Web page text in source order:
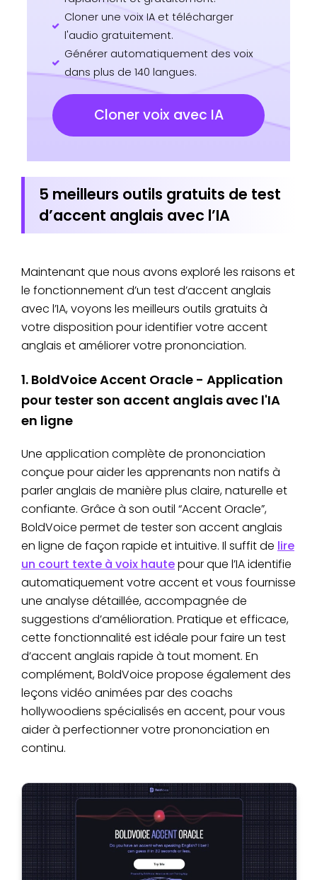
Cloner une voix IA et télécharger
l'audio gratuitement.
Générer automatiquement des voix
dans plus de 140 langues.
Cloner voix avec IA
5 meilleurs outils gratuits de test
d’accent anglais avec l’IA
Maintenant que nous avons exploré les raisons et
le fonctionnement d’un test d’accent anglais
avec l’IA, voyons les meilleurs outils gratuits à
votre disposition pour identifier votre accent
anglais et améliorer votre prononciation.
1. BoldVoice Accent Oracle - Application
pour tester son accent anglais avec l'IA
en ligne
Une application complète de prononciation
conçue pour aider les apprenants non natifs à
parler anglais de manière plus claire, naturelle et
confiante. Grâce à son outil “Accent Oracle”,
BoldVoice permet de tester son accent anglais
en ligne de façon rapide et intuitive. Il suffit de lire
un court texte à voix hautepour que l’IA identifie
automatiquement votre accent et vous fournisse
une analyse détaillée, accompagnée de
suggestions d’amélioration. Pratique et efficace,
cette fonctionnalité est idéale pour faire un test
d’accent anglais rapide à tout moment. En
complément, BoldVoice propose également des
leçons vidéo animées par des coachs
hollywoodiens spécialisés en accent, pour vous
aider à perfectionner votre prononciation en
continu.